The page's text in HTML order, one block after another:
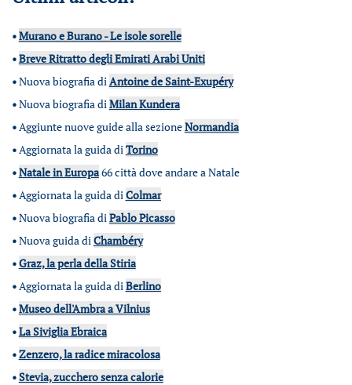
•Murano e Burano - Le isole sorelle
•Breve Ritratto degli Emirati Arabi Uniti
•Nuova biografia diAntoine de Saint-Exupéry
•Nuova biografia diMilan Kundera
•Aggiunte nuove guide alla sezioneNormandia
•Aggiornata la guida diTorino
•Natale in Europa66 città dove andare a Natale
•Aggiornata la guida diColmar
•Nuova biografia diPablo Picasso
•Nuova guida diChambéry
•Graz, la perla della Stiria
•Aggiornata la guida diBerlino
•Museo dell'Ambra a Vilnius
•La Siviglia Ebraica
•Zenzero, la radice miracolosa
•Stevia, zucchero senza calorie